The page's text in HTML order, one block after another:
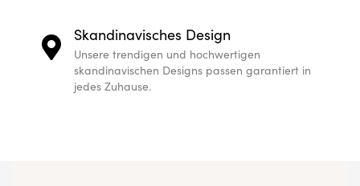
Skandinavisches Design
Unsere trendigen und hochwertigen
skandinavischen Designs passen garantiert in
jedes Zuhause.